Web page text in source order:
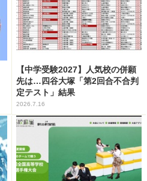
【中学受験2027】人気校の併願
先は…四谷大塚「第2回合不合判
定テスト」結果
2026.7.16